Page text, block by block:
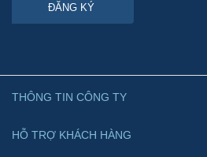
ĐĂNG KÝ
THÔNG TIN CÔNG TY
HỖ TRỢ KHÁCH HÀNG